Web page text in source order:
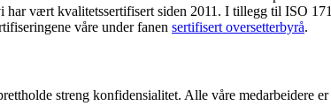
har vært kvalitetssertifisert siden 2011. I tillegg til ISO
våre under fanen sertifisert oversetterbyrå.
streng konfidensialitet. Alle våre medarbeidere